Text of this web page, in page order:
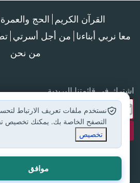
القرآن الكريم الحج والعمرة
معا نربي أبناءنا من أجل أسرتي
من نحن
اشترك في قائمتنا البريدية
جميع الحقوق محفوظة لموقع إسلام
نستخدم ملفات تعريف الارتباط
التصفح الخاصة بك. يمكنك تخصيص
تخصيص
موافق